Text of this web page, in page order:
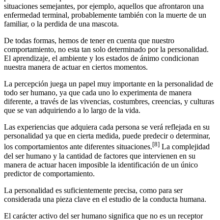
situaciones semejantes, por ejemplo, aquellos que afrontaron una
enfermedad terminal, probablemente también con la muerte de un
familiar, o la perdida de una mascota.
De todas formas, hemos de tener en cuenta que nuestro
comportamiento, no esta tan solo determinado por la personalidad.
El aprendizaje, el ambiente y los estados de ánimo condicionan
nuestra manera de actuar en ciertos momentos.
La percepción juega un papel muy importante en la personalidad de
todo ser humano, ya que cada uno lo experimenta de manera
diferente, a través de las vivencias, costumbres, creencias, y culturas
que se van adquiriendo a lo largo de la vida.
Las experiencias que adquiera cada persona se verá reflejada en su
personalidad ya que en cierta medida, puede predecir o determinar,
los comportamientos ante diferentes situaciones.[8] La complejidad
del ser humano y la cantidad de factores que intervienen en su
manera de actuar hacen imposible la identificación de un único
predictor de comportamiento.
La personalidad es suficientemente precisa, como para ser
considerada una pieza clave en el estudio de la conducta humana.
El carácter activo del ser humano significa que no es un receptor